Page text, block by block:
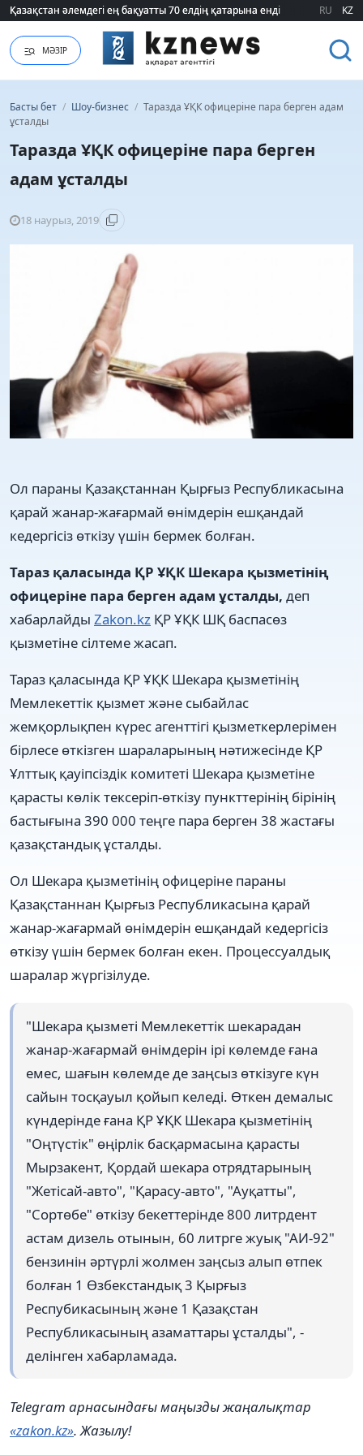
Қазақстан әлемдегі ең бақуатты 70 елдің қатарына енді
Қазақстан әлемдегі ең бақуатты 70 елдің қатарына енді RU KZ
МӘЗІР
Басты бет / Шоу-бизнес / Таразда ҰҚК офицеріне пара берген адам
ұсталды
Таразда ҰҚК офицеріне пара берген
адам ұсталды
18 наурыз, 2019
Ол параны Қазақстаннан Қырғыз Республикасына
қарай жанар-жағармай өнімдерін ешқандай
кедергісіз өткізу үшін бермек болған.
Тараз қаласында ҚР ҰҚК Шекара қызметінің
офицеріне пара берген адам ұсталды, деп
хабарлайды Zakon.kz ҚР ҰҚК ШҚ баспасөз
қызметіне сілтеме жасап.
Тараз қаласында ҚР ҰҚК Шекара қызметінің
Мемлекеттік қызмет және сыбайлас
жемқорлықпен күрес агенттігі қызметкерлерімен
бірлесе өткізген шараларының нәтижесінде ҚР
Ұлттық қауіпсіздік комитеті Шекара қызметіне
қарасты көлік тексеріп-өткізу пункттерінің бірінің
бастығына 390 000 теңге пара берген 38 жастағы
қазақстандық ұсталды.
Ол Шекара қызметінің офицеріне параны
Қазақстаннан Қырғыз Республикасына қарай
жанар-жағармай өнімдерін ешқандай кедергісіз
өткізу үшін бермек болған екен. Процессуалдық
шаралар жүргізілуде.
"Шекара қызметі Мемлекеттік шекарадан
жанар-жағармай өнімдерін ірі көлемде ғана
емес, шағын көлемде де заңсыз өткізуге күн
сайын тосқауыл қойып келеді. Өткен демалыс
күндерінде ғана ҚР ҰҚК Шекара қызметінің
"Оңтүстік" өңірлік басқармасына қарасты
Мырзакент, Қордай шекара отрядтарының
"Жетісай-авто", "Қарасу-авто", "Ауқатты",
"Сортөбе" өткізу бекеттерінде 800 литрдент
астам дизель отынын, 60 литрге жуық "АИ-92"
бензинін әртүрлі жолмен заңсыз алып өтпек
болған 1 Өзбекстандық 3 Қырғыз
Респубикасының және 1 Қазақстан
Республикасының азаматтары ұсталды", -
делінген хабарламада.
Telegram арнасындағы маңызды жаңалықтар
«zakon.kz». Жазылу!